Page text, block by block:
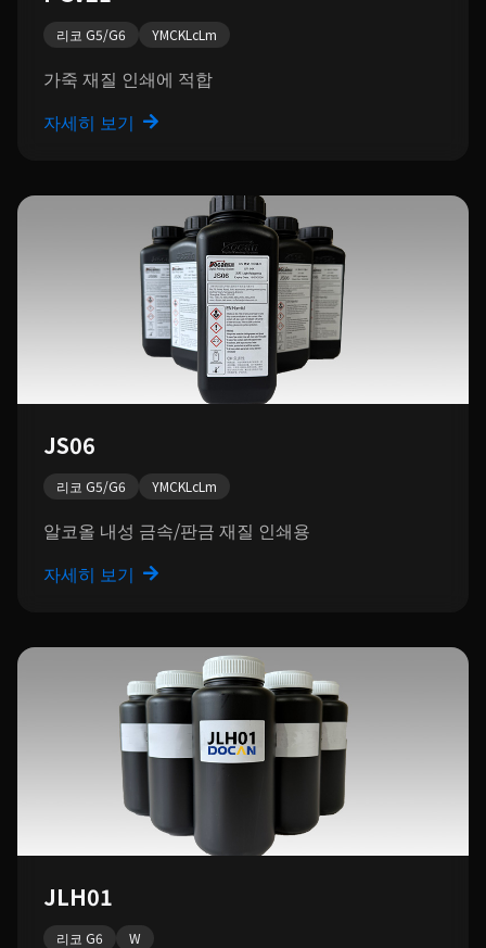
리코 G5/G6 YMCKLcLm
가죽 재질 인쇄에 적합
자세히 보기
JS06
리코 G5/G6 YMCKLcLm
알코올 내성 금속/판금 재질 인쇄용
자세히 보기
JLH01
리코 G6 W